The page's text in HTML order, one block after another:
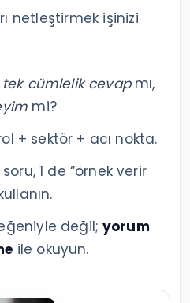
netleştirmek işinizi
tek cümlelik cevapmı,
mi?
+ sektör + acı nokta.
1 de “örnek verir
değil;yorum
ile okuyun.